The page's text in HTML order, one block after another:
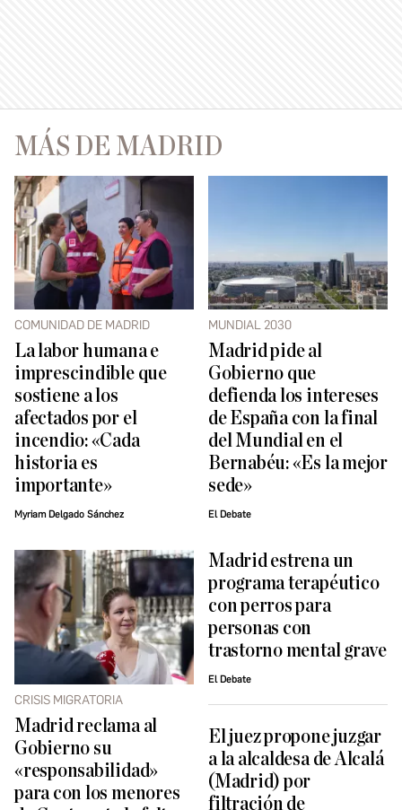
MÁS DE MADRID
COMUNIDAD DE MADRID
La labor humana e
imprescindible que
sostiene a los
afectados por el
incendio: «Cada
historia es
importante»
Myriam Delgado Sánchez
MUNDIAL 2030
Madrid pide al
Gobierno que
defienda los intereses
de España con la final
del Mundial en el
Bernabéu: «Es la mejor
sede»
El Debate
CRISIS MIGRATORIA
Madrid reclama al
Gobierno su
«responsabilidad»
para con los menores
Madrid estrena un
programa terapéutico
con perros para
personas con
trastorno mental grave
El Debate
El juez propone juzgar
a la alcaldesa de Alcalá
(Madrid) por
filtración de